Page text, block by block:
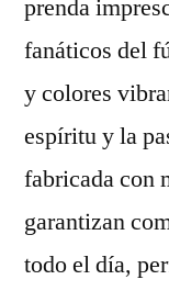
prenda
fanáticos del
y colores
espíritu y la
fabricada con
garantizan
todo el día,